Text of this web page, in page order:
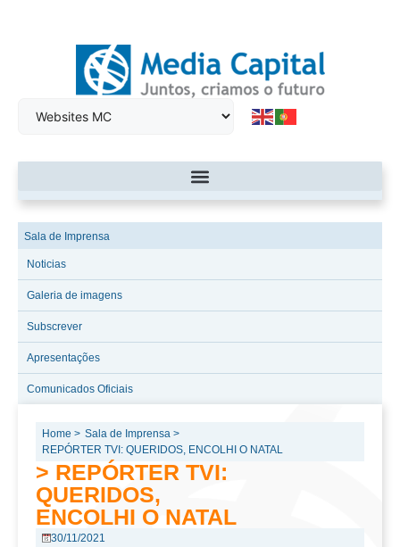
Sala de Imprensa
Noticias
Galeria de imagens
Subscrever
Apresentações
Comunicados Oficiais
Home > Sala de Imprensa >
REPÓRTER TVI: QUERIDOS, ENCOLHI O NATAL
> REPÓRTER TVI:
QUERIDOS,
ENCOLHI O NATAL
30/11/2021